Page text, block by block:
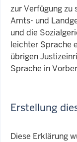
zur Verfügung zu
Amts- und
und die
leichter Sprache
übrigen
Sprache in
Erstellung
Diese Erklärung